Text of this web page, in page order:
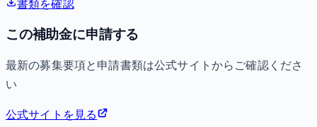
書類を確認
この補助金に申請する
最新の募集要項と申請書類は公式サイトからご確認くださ
い
公式サイトを見る